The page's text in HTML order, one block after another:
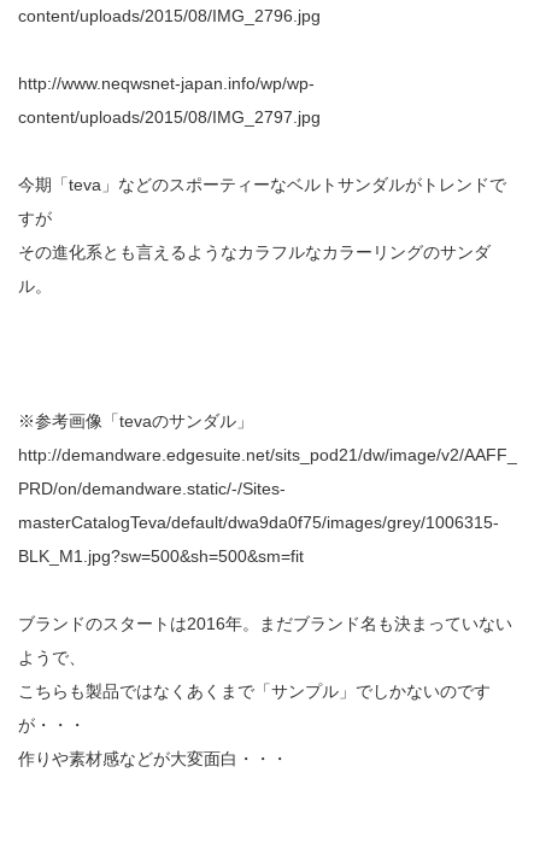
content/uploads/2015/08/IMG_2796.jpg
http://www.neqwsnet-japan.info/wp/wp-
content/uploads/2015/08/IMG_2797.jpg
今期「teva」などのスポーティーなベルトサンダルがトレンドで
すが
その進化系とも言えるようなカラフルなカラーリングのサンダ
ル。
※参考画像「tevaのサンダル」
http://demandware.edgesuite.net/sits_pod21/dw/image/v2/AAFF_
PRD/on/demandware.static/-/Sites-
masterCatalogTeva/default/dwa9da0f75/images/grey/1006315-
BLK_M1.jpg?sw=500&sh=500&sm=fit
ブランドのスタートは2016年。まだブランド名も決まっていない
ようで、
こちらも製品ではなくあくまで「サンプル」でしかないのです
が・・・
作りや素材感などが大変面白・・・